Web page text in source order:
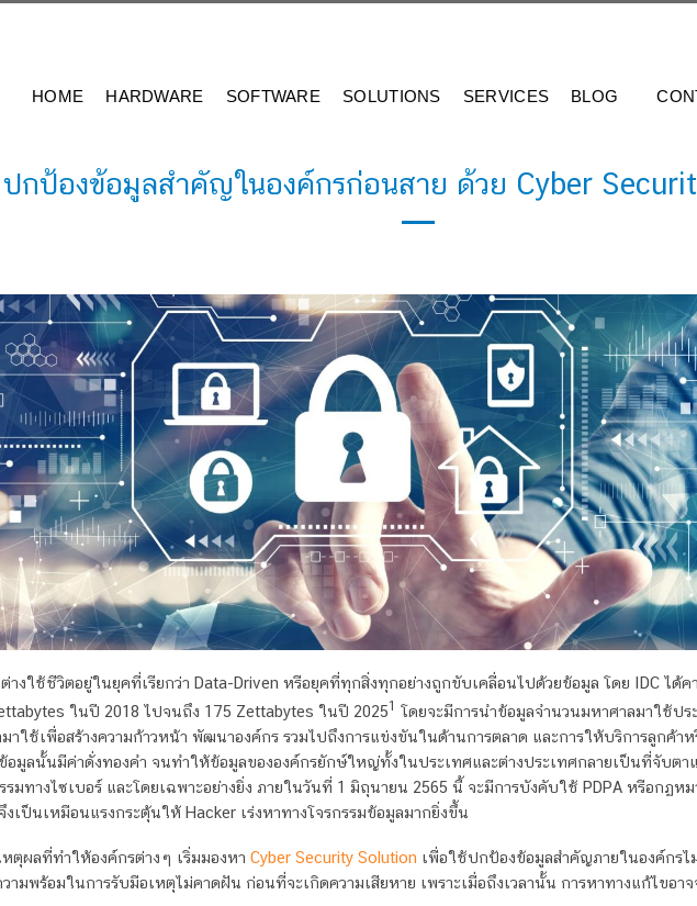
HOME HARDWARE SOFTWARE SOLUTIONS SERVICES BLOG
ปกป้องข้อมูลสำคัญในองค์กรก่อนสาย ด้วย Cyber
างใช้ชีวิตอยู่ในยุคที่เรียกว่า Data-Driven หรือยุคที่ทุกสิ่งทุกอย่างถูกขับเคลื่อนไปด้วยข้อมูล โดย IDC ได้ค
ในปี 2018 ไปจนถึง 175 Zettabytes ในปี 20251 โดยจะมีการนำข้อมูลจำนวนมหาศาลมาใช้ป
าใช้เพื่อสร้างความก้าวหน้า พัฒนาองค์กร รวมไปถึงการแข่งขันในด้านการตลาด และการให้บริการลูกค้า
อมูลนั้นมีค่าดั่งทองคำ จนทำให้ข้อมูลขององค์กรยักษ์ใหญ่ทั้งในประเทศและต่างประเทศกลายเป็นที่จับตา
มทางไซเบอร์ และโดยเฉพาะอย่างยิ่ง ภายในวันที่ 1 มิถุนายน 2565 นี้ จะมีการบังคับใช้ PDPA หรือกฏห
งเป็นเหมือนแรงกระตุ้นให้ Hacker เร่งหาทางโจรกรรมข้อมูลมากยิ่งขึ้น
หตุผลที่ทำให้องค์กรต่างๆ เริ่มมองหา Cyber Security Solution เพื่อใช้ปกป้องข้อมูลสำคัญภายในองค์กร
ามพร้อมในการรับมือเหตุไม่คาดฝัน ก่อนที่จะเกิดความเสียหาย เพราะเมื่อถึงเวลานั้น การหาทางแก้ไขอา